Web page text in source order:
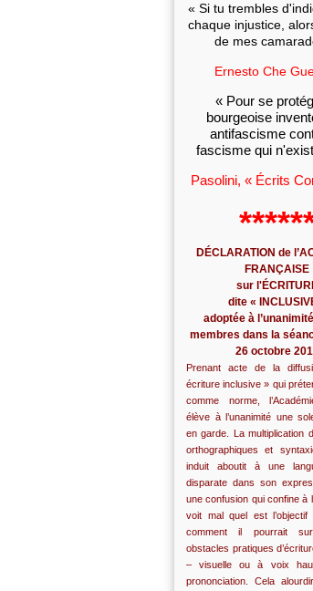
« Si tu trembles
chaque injustice,
de mes
Ernesto Che
« Pour se
bourgeoise
antifascisme
fascisme qui
Pasolini, « Écrits
DÉCLARATION de
FRANÇAISE
sur
dite «
adoptée à
membres dans la
26 octobre
Prenant acte de la
écriture inclusive » qui
comme norme,
élève à l’unanimité une
en garde. La multiplication
orthographiques et
induit aboutit à une
disparate dans son
une confusion qui confine à
voit mal quel est l’objectif
comment il pourrait
obstacles pratiques
– visuelle ou à voix
prononciation. Cela